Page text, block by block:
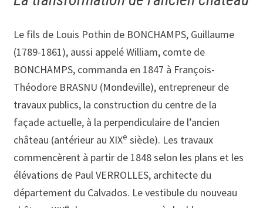
Le fils de Louis Pothin de BONCHAMPS, Guillaume
(1789-1861), aussi appelé William, comte de
BONCHAMPS, commanda en 1847 à François-
Théodore BRASNU (Mondeville), entrepreneur de
travaux publics, la construction du centre de la
façade actuelle, à la perpendiculaire de l’ancien
château (antérieur au XIXe siècle). Les travaux
commencèrent à partir de 1848 selon les plans et les
élévations de Paul VERROLLES, architecte du
département du Calvados. Le vestibule du nouveau